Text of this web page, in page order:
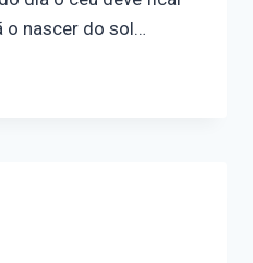
o nascer do sol…